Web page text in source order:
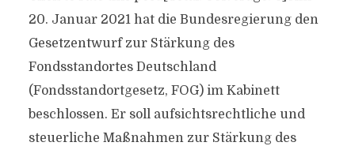
20. Januar 2021 hat die Bundesregierung den
Gesetzentwurf zur Stärkung des
Fondsstandortes Deutschland
(Fondsstandortgesetz, FOG) im Kabinett
beschlossen. Er soll aufsichtsrechtliche und
steuerliche Maßnahmen zur Stärkung des